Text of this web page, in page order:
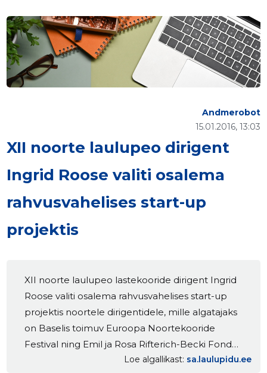
XII noorte laulupeo dirigent
Ingrid Roose valiti osalema
rahvusvahelises start-up
projektis
15.01.2016, 13:03
Andmerobot
XII noorte laulupeo lastekooride dirigent Ingrid
Roose valiti osalema rahvusvahelises start-up
projektis noortele dirigentidele, mille algatajaks
on Baselis toimuv Euroopa Noortekooride
Festival ning Emil ja Rosa Rifterich-Becki Fond
(Šveits). Kandideerijate hulgast valiti 10 noort, kes
Loe algallikast sa.laulupidu.ee